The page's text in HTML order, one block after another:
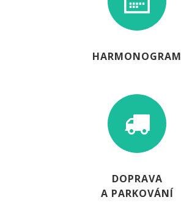
HARMONOGRAM
DOPRAVA
A PARKOVÁNÍ